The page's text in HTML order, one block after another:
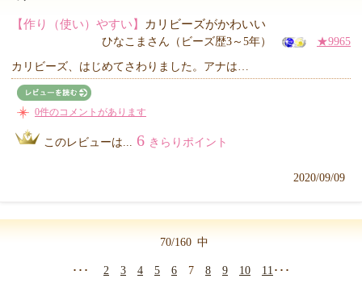
【作り（使い）やすい】 カリビーズがかわいい
ひなこまさん（ビーズ歴3～5年） ★9965
カリビーズ、はじめてさわりました。アナは…
0件のコメントがあります
このレビューは... 6 きらりポイント
2020/09/09
70/160 中
･･･ 2 3 4 5 6 7 8 9 10 11 ･･･